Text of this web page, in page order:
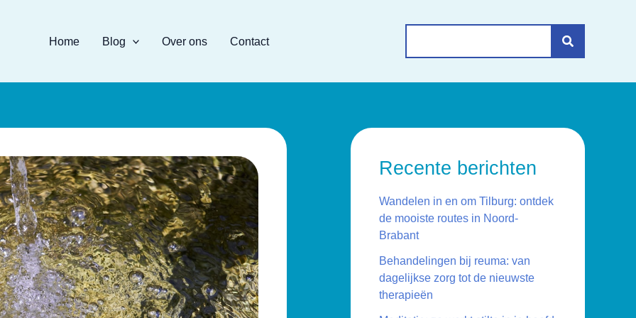
Home Blog Over ons Contact
Recente berichten
Wandelen in en om Tilburg: ontdek
de mooiste routes in Noord-
Brabant
Behandelingen bij reuma: van
dagelijkse zorg tot de nieuwste
therapieën